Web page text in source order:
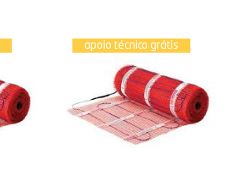
apoio técnico grátis